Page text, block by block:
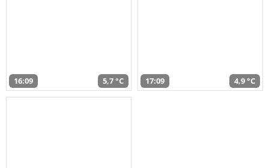
16:09 5,7 °C 17:09 4,9 °C